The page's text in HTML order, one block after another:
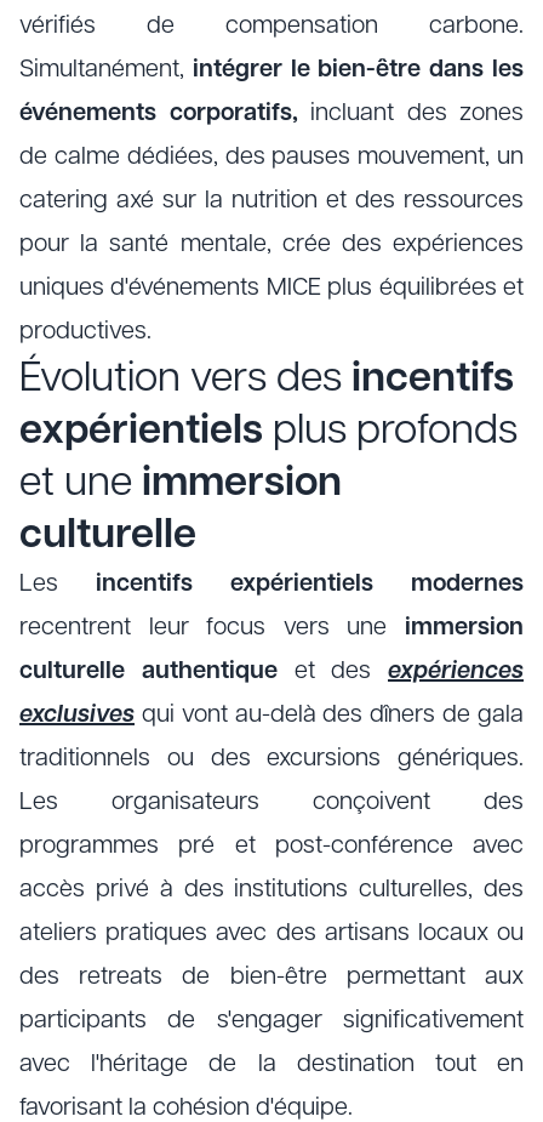
vérifiés de compensation carbone.
Simultanément, intégrer le bien-être dans les
événements corporatifs, incluant des zones
de calme dédiées, des pauses mouvement, un
catering axé sur la nutrition et des ressources
pour la santé mentale, crée des expériences
uniques d'événements MICE plus équilibrées et
productives.
Évolution vers des incentifs
expérientiels plus profonds
et une immersion
culturelle
Les incentifs expérientiels
modernes
recentrent leur focus vers une immersion
culturelle authentiqueet des expériences
exclusives qui vont au-delà des dîners de gala
traditionnels ou des excursions génériques.
Les organisateurs conçoivent des
programmes pré et post-conférence avec
accès privé à des institutions culturelles, des
ateliers pratiques avec des artisans locaux ou
des retreats de bien-être permettant aux
participants de s'engager significativement
avec l'héritage de la destination tout en
favorisant la cohésion d'équipe.